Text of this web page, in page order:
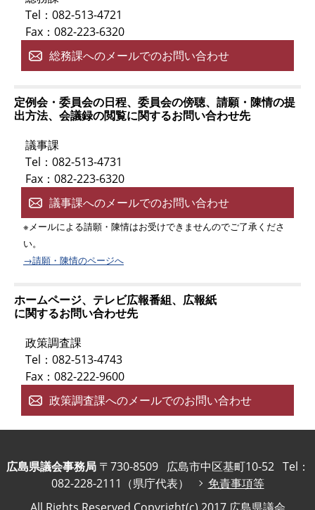
Tel：082-513-4721
Fax：082-223-6320
総務課へのメールでのお問い合わせ
定例会・委員会の日程、委員会の傍聴、請願・陳情の提
出方法、会議録の閲覧に関するお問い合わせ先
議事課
Tel：082-513-4731
Fax：082-223-6320
議事課へのメールでのお問い合わせ
※メールによる請願・陳情はお受けできませんのでご了承くださ
い。
→請願・陳情のページへ
ホームページ、テレビ広報番組、広報紙
に関するお問い合わせ先
政策調査課
Tel：082-513-4743
Fax：082-222-9600
政策調査課へのメールでのお問い合わせ
広島県議会事務局 〒730-8509 広島市中区基町10-52 Tel：
082-228-2111（県庁代表）
免責事項等